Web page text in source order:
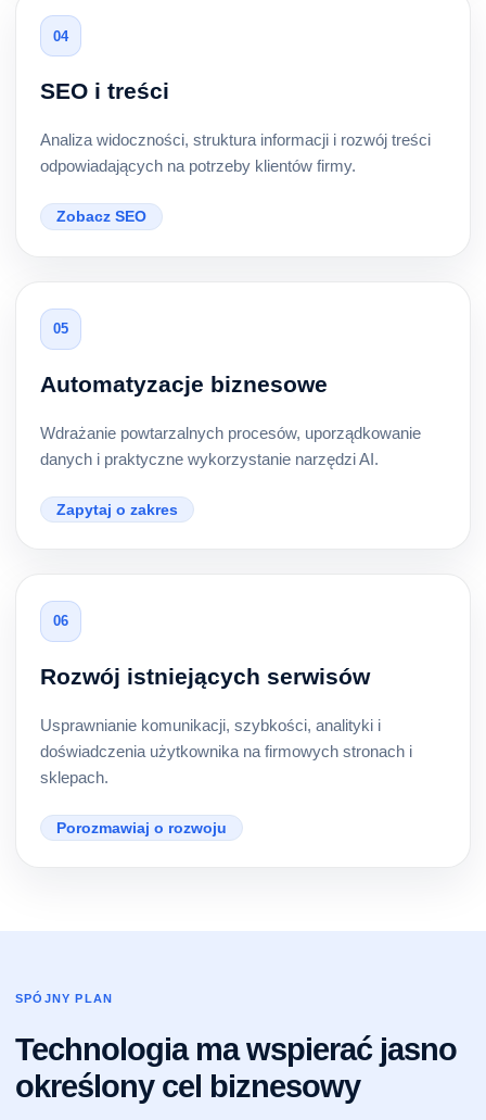
04
SEO i treści
Analiza widoczności, struktura informacji i rozwój treści
odpowiadających na potrzeby klientów firmy.
Zobacz SEO
05
Automatyzacje biznesowe
Wdrażanie powtarzalnych procesów, uporządkowanie
danych i praktyczne wykorzystanie narzędzi AI.
Zapytaj o zakres
06
Rozwój istniejących serwisów
Usprawnianie komunikacji, szybkości, analityki i
doświadczenia użytkownika na firmowych stronach i
sklepach.
Porozmawiaj o rozwoju
SPÓJNY PLAN
Technologia ma wspierać jasno
określony cel biznesowy